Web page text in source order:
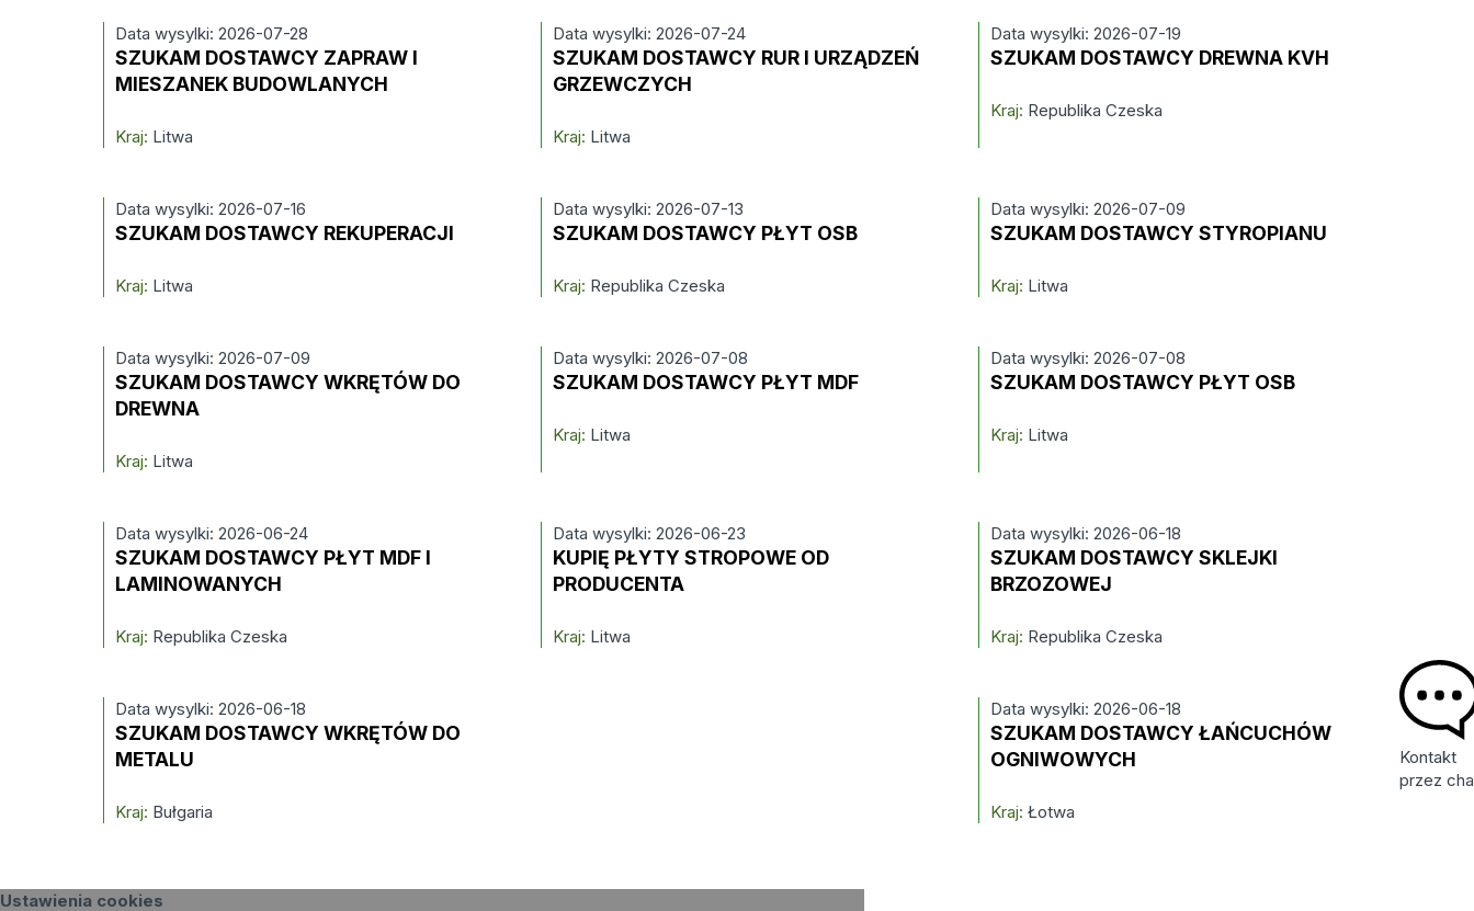
Data wysylki: 2026-07-28
SZUKAM DOSTAWCY ZAPRAW I
MIESZANEK BUDOWLANYCH
Kraj: Litwa
Data wysylki: 2026-07-24
SZUKAM DOSTAWCY RUR I URZĄDZEŃ
GRZEWCZYCH
Kraj: Litwa
Data wysylki: 2026-07-19
SZUKAM DOSTAWCY DREWNA KVH
Kraj: Republika Czeska
Data wysylki: 2026-07-16
SZUKAM DOSTAWCY REKUPERACJI
Kraj: Litwa
Data wysylki: 2026-07-13
SZUKAM DOSTAWCY PŁYT OSB
Kraj: Republika Czeska
Data wysylki: 2026-07-09
SZUKAM DOSTAWCY STYROPIANU
Kraj: Litwa
Data wysylki: 2026-07-09
SZUKAM DOSTAWCY WKRĘTÓW DO
DREWNA
Kraj: Litwa
Data wysylki: 2026-07-08
SZUKAM DOSTAWCY PŁYT MDF
Kraj: Litwa
Data wysylki: 2026-07-08
SZUKAM DOSTAWCY PŁYT OSB
Kraj: Litwa
Data wysylki: 2026-06-24
SZUKAM DOSTAWCY PŁYT MDF I
LAMINOWANYCH
Kraj: Republika Czeska
Data wysylki: 2026-06-23
KUPIĘ PŁYTY STROPOWE OD
PRODUCENTA
Kraj: Litwa
Data wysylki: 2026-06-18
SZUKAM DOSTAWCY SKLEJKI
BRZOZOWEJ
Kraj: Republika Czeska
Data wysylki: 2026-06-18
SZUKAM DOSTAWCY WKRĘTÓW DO
METALU
Kraj: Bułgaria
Data wysylki: 2026-06-18
SZUKAM DOSTAWCY ŁAŃCUCHÓW
OGNIWOWYCH
Kraj: Łotwa
Kontakt
przez
Ustawienia cookies